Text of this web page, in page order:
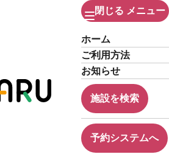
閉じる メニュー
ホーム
ご利用方法
お知らせ
施設を検索
予約システムへ